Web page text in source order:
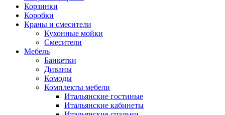
Корзинки
Коробки
Краны и смесители
Кухонные мойки
Смесители
Мебель
Банкетки
Диваны
Комоды
Комплекты мебели
Итальянские гостиные
Итальянские кабинеты